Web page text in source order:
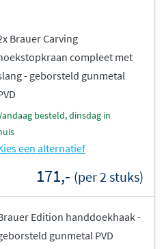
Alle uitvoeringen zijn
te blijven, zelfs in een
Brauer Carving
compleet met
- geborsteld gunmetal
in
een alternatief
171,- (per 2 stuks)
Edition handdoekhaak -
gunmetal PVD